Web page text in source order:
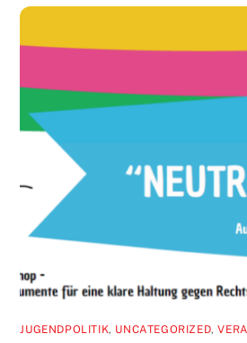
JUGENDPOLITIK, UNCATEGORIZED,